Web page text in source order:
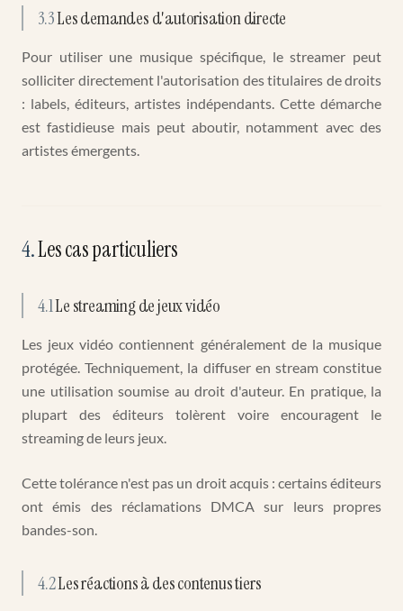
3.3Les demandes d'autorisation directe
Pour utiliser une musique spécifique, le streamer peut
solliciter directement l'autorisation des titulaires de droits
: labels, éditeurs, artistes indépendants. Cette démarche
est fastidieuse mais peut aboutir, notamment avec des
artistes émergents.
4.Les cas particuliers
4.1Le streaming de jeux vidéo
Les jeux vidéo contiennent généralement de la musique
protégée. Techniquement, la diffuser en stream constitue
une utilisation soumise au droit d'auteur. En pratique, la
plupart des éditeurs tolèrent voire encouragent le
streaming de leurs jeux.
Cette tolérance n'est pas un droit acquis : certains éditeurs
ont émis des réclamations DMCA sur leurs propres
bandes-son.
4.2Les réactions à des contenus tiers